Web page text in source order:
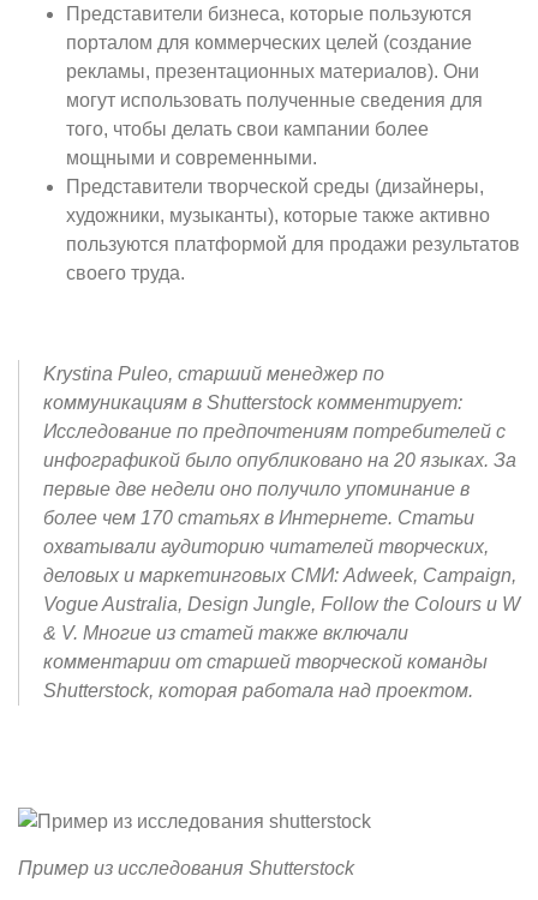
Представители бизнеса, которые пользуются
порталом для коммерческих целей (создание
рекламы, презентационных материалов). Они
могут использовать полученные сведения для
того, чтобы делать свои кампании более
мощными и современными.
Представители творческой среды (дизайнеры,
художники, музыканты), которые также активно
пользуются платформой для продажи результатов
своего труда.
Krystina Puleo, старший менеджер по
коммуникациям в Shutterstock комментирует:
Исследование по предпочтениям потребителей с
инфографикой было опубликовано на 20 языках. За
первые две недели оно получило упоминание в
более чем 170 статьях в Интернете. Статьи
охватывали аудиторию читателей творческих,
деловых и маркетинговых СМИ: Adweek, Campaign,
Vogue Australia, Design Jungle, Follow the Colours и W
& V. Многие из статей также включали
комментарии от старшей творческой команды
Shutterstock, которая работала над проектом.
Пример из исследования Shutterstock